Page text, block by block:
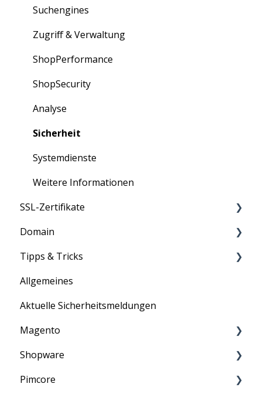
Erweiterungen
Partner-Portal
Suchengines
Zugriff & Verwaltung
ShopPerformance
ShopSecurity
Analyse
Sicherheit
Systemdienste
Weitere Informationen
SSL-Zertifikate
Anleitung
Information
Domain
Informationen
Tipps & Tricks
Allgemein
ASV-Scan
E-Mail
PCI-DSS
Penetrationstest
Allgemeines
Aktuelle Sicherheitsmeldungen
Magento
Information
Shopware
Anleitung
Pimcore